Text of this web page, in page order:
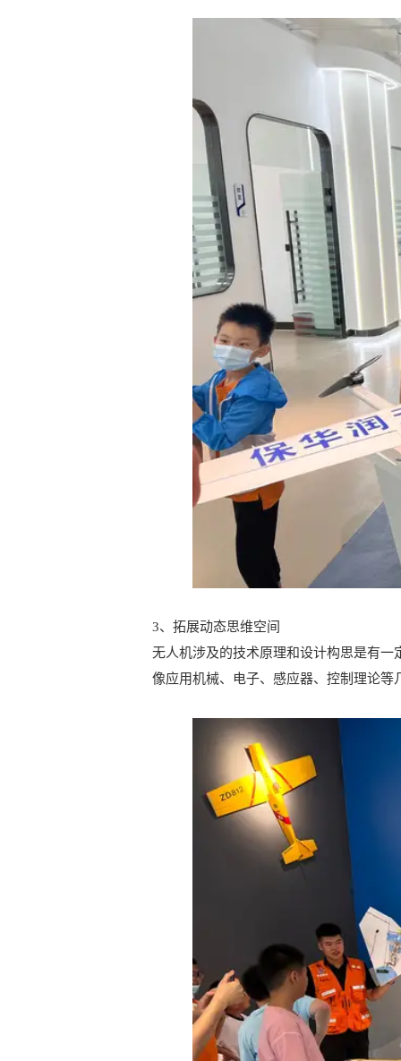
3、拓展动态思维空间
无人机涉及的技术原理和设计构思是有一
像应用机械、电子、感应器、控制理论等